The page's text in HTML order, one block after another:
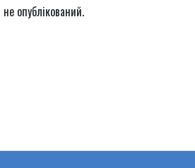
опублікований.